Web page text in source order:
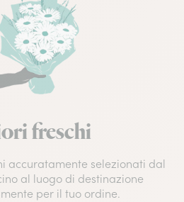
freschi
accuratamente selezionati dal
al luogo di destinazione
per il tuo ordine.